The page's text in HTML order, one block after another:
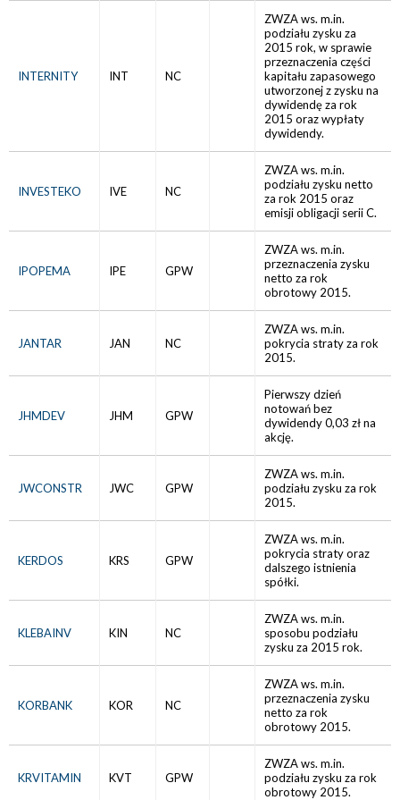
INTERNITY INT NC
ZWZA ws. m.in.
podziału zysku za
2015 rok, w sprawie
przeznaczenia części
kapitału zapasowego
utworzonej z zysku na
dywidendę za rok
2015 oraz wypłaty
dywidendy.
INVESTEKO IVE NC
ZWZA ws. m.in.
podziału zysku netto
za rok 2015 oraz
emisji obligacji serii C.
IPOPEMA IPE GPW
ZWZA ws. m.in.
przeznaczenia zysku
netto za rok
obrotowy 2015.
JANTAR JAN NC
ZWZA ws. m.in.
pokrycia straty za rok
2015.
JHMDEV JHM GPW
Pierwszy dzień
notowań bez
dywidendy 0,03 zł na
akcję.
JWCONSTR JWC GPW
ZWZA ws. m.in.
podziału zysku za rok
2015.
KERDOS KRS GPW
ZWZA ws. m.in.
pokrycia straty oraz
dalszego istnienia
spółki.
KLEBAINV KIN NC
ZWZA ws. m.in.
sposobu podziału
zysku za 2015 rok.
KORBANK KOR NC
ZWZA ws. m.in.
przeznaczenia zysku
netto za rok
obrotowy 2015.
KRVITAMIN KVT GPW
ZWZA ws. m.in.
podziału zysku za rok
obrotowy 2015.